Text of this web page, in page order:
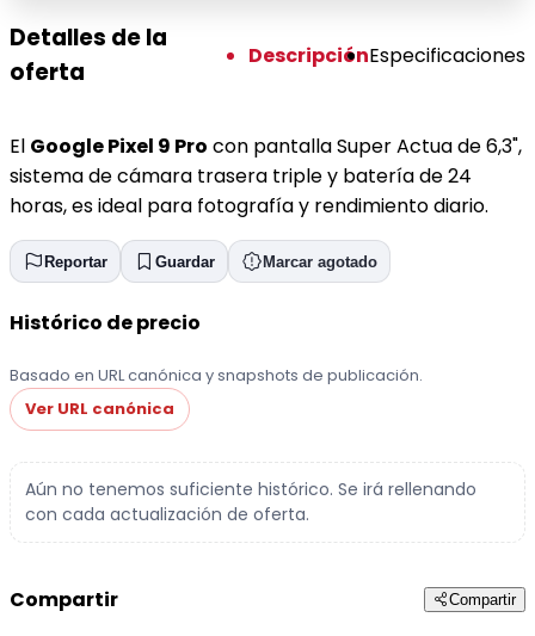
Detalles de la
oferta
DescripciónEspecificaciones
El Google Pixel 9 Pro con pantalla Super Actua de 6,3",
sistema de cámara trasera triple y batería de 24
horas, es ideal para fotografía y rendimiento diario.
Reportar Guardar Marcar agotado
Histórico de precio
Basado en URL canónica y snapshots de publicación.
Ver URL canónica
Aún no tenemos suficiente histórico. Se irá rellenando
con cada actualización de oferta.
Compartir Compartir